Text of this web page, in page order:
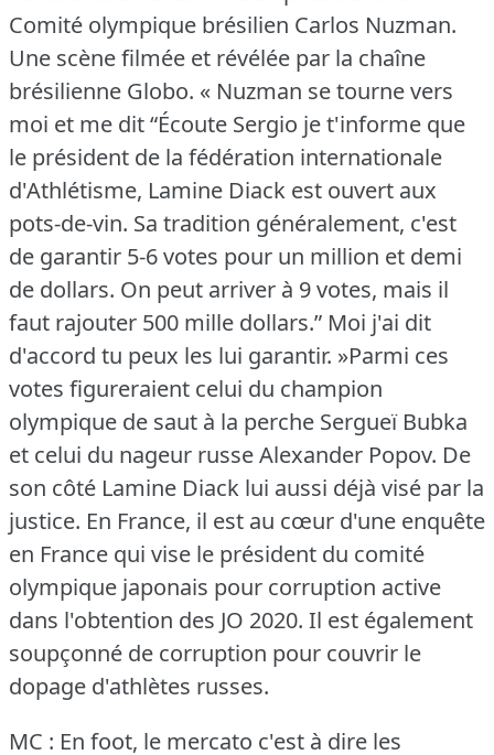
Comité olympique brésilien Carlos Nuzman.
Une scène filmée et révélée par la chaîne
brésilienne Globo. « Nuzman se tourne vers
moi et me dit “Écoute Sergio je t'informe que
le président de la fédération internationale
d'Athlétisme, Lamine Diack est ouvert aux
pots-de-vin. Sa tradition généralement, c'est
de garantir 5-6 votes pour un million et demi
de dollars. On peut arriver à 9 votes, mais il
faut rajouter 500 mille dollars.” Moi j'ai dit
d'accord tu peux les lui garantir. »Parmi ces
votes figureraient celui du champion
olympique de saut à la perche Sergueï Bubka
et celui du nageur russe Alexander Popov. De
son côté Lamine Diack lui aussi déjà visé par la
justice. En France, il est au cœur d'une enquête
en France qui vise le président du comité
olympique japonais pour corruption active
dans l'obtention des JO 2020. Il est également
soupçonné de corruption pour couvrir le
dopage d'athlètes russes.
MC : En foot, le mercato c'est à dire les